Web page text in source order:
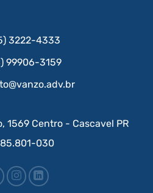
3222-4333
99906-3159
1569 Centro - Cascavel PR
85.801-030